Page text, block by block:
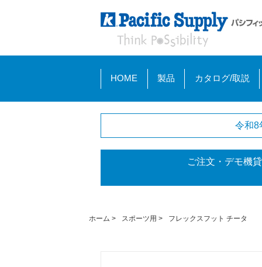
HOME 製品 カタログ/取説
令和8
ご注文・デモ機
ホーム > スポーツ用 > フレックスフット チータ